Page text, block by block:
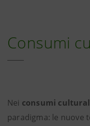
Consumi
Nei consumi
paradigma: le nuove